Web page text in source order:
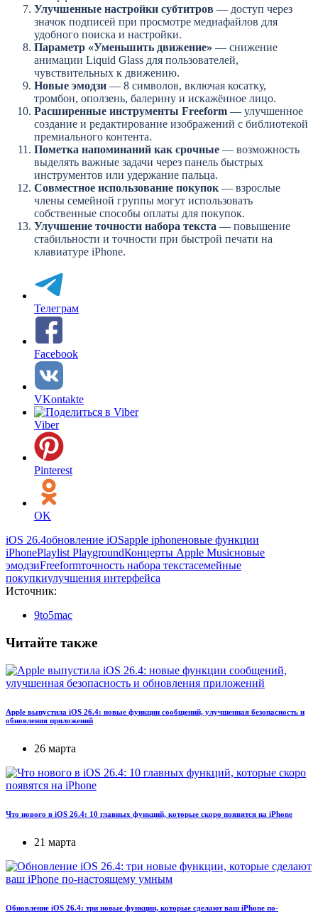
Улучшенные настройки субтитров — доступ через
значок подписей при просмотре медиафайлов для
удобного поиска и настройки.
Параметр «Уменьшить движение» — снижение
анимации Liquid Glass для пользователей,
чувствительных к движению.
Новые эмодзи — 8 символов, включая косатку,
тромбон, оползень, балерину и искажённое лицо.
Расширенные инструменты Freeform — улучшенное
создание и редактирование изображений с библиотекой
премиального контента.
Пометка напоминаний как срочные — возможность
выделять важные задачи через панель быстрых
инструментов или удержание пальца.
Совместное использование покупок — взрослые
члены семейной группы могут использовать
собственные способы оплаты для покупок.
Улучшение точности набора текста — повышение
стабильности и точности при быстрой печати на
клавиатуре iPhone.
Телеграм
Facebook
VKontakte
Viber
Pinterest
OK
iOS 26.4обновление iOSapple iphoneновые функции
iPhonePlaylist PlaygroundКонцерты Apple Musicновые
эмодзиFreeformточность набора текстасемейные
покупкиулучшения интерфейса
Источник:
9to5mac
Читайте также
Apple выпустила iOS 26.4: новые функции сообщений, улучшенная безопасность и
обновления приложений
26 марта
Что нового в iOS 26.4: 10 главных функций, которые скоро появятся на iPhone
21 марта
Обновление iOS 26.4: три новые функции, которые сделают ваш iPhone по-